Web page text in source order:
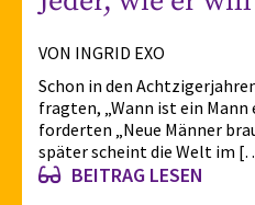
VON INGRID EXO
Schon in den
fragten, „Wann ist ein Mann
forderten „Neue Männer
später scheint die Welt im
BEITRAG LESEN